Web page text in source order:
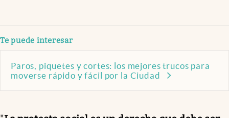
Te puede interesar
Paros, piquetes y cortes: los mejores trucos para
moverse rápido y fácil por la Ciudad